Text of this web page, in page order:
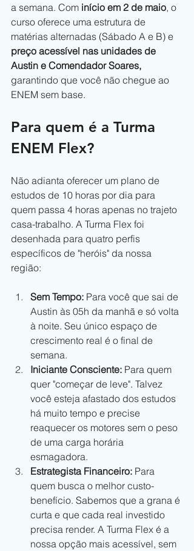
a semana. Com início em 2 de maio, o
curso oferece uma estrutura de
matérias alternadas (Sábado A e B) e
preço acessível nas unidades de
Austin e Comendador Soares,
garantindo que você não chegue ao
ENEM sem base.
Para quem é a Turma
ENEM Flex?
Não adianta oferecer um plano de
estudos de 10 horas por dia para
quem passa 4 horas apenas no trajeto
casa-trabalho. A Turma Flex foi
desenhada para quatro perfis
específicos de "heróis" da nossa
região:
Sem Tempo: Para você que sai de
Austin às 05h da manhã e só volta
à noite. Seu único espaço de
crescimento real é o final de
semana.
Iniciante Consciente: Para quem
quer "começar de leve". Talvez
você esteja afastado dos estudos
há muito tempo e precise
reaquecer os motores sem o peso
de uma carga horária
esmagadora.
Estrategista Financeiro: Para
quem busca o melhor custo-
benefício. Sabemos que a grana é
curta e que cada real investido
precisa render. A Turma Flex é a
nossa opção mais acessível, sem